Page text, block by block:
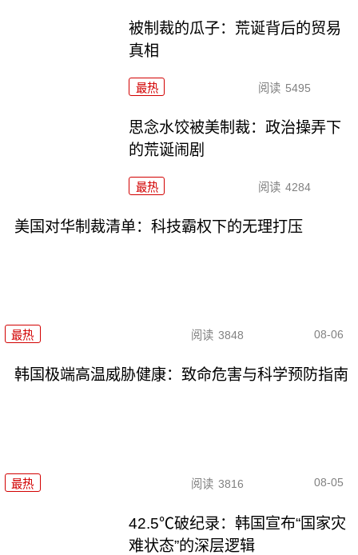
被制裁的瓜子：荒诞背后的贸易
真相
最热 阅读 5495
思念水饺被美制裁：政治操弄下
的荒诞闹剧
最热 阅读 4284
美国对华制裁清单：科技霸权下的无理打压
最热 阅读 3848 08-06
韩国极端高温威胁健康：致命危害与科学预防指南
最热 阅读 3816 08-05
42.5℃破纪录：韩国宣布“国家灾
难状态”的深层逻辑